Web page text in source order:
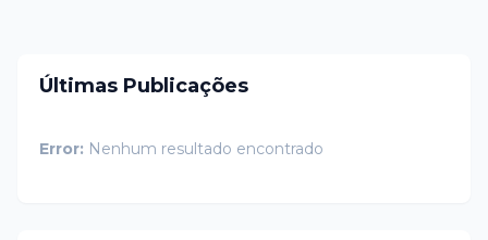
Últimas Publicações
Error: Nenhum resultado encontrado